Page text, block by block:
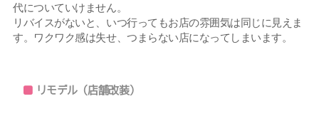
代についていけません。
リバイスがないと、いつ行ってもお店の雰囲気は同じに見えま
す。ワクワク感は失せ、つまらない店になってしまいます。
リモデル（店舗改装）